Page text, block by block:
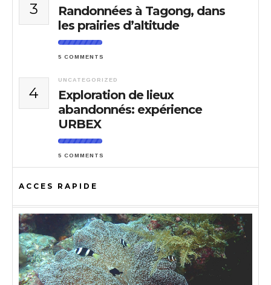
3
Randonnées à Tagong, dans
les prairies d’altitude
5 COMMENTS
4
UNCATEGORIZED
Exploration de lieux
abandonnés: expérience
URBEX
5 COMMENTS
ACCES RAPIDE